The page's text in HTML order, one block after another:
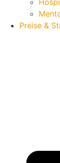
Preise &